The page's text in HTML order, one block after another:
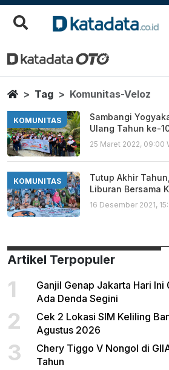
Komunitas Veloz
Berita Terbaru
HomeTag Komunitas-Veloz
KOMUNITAS
Sambangi
Ulang Tahun ke-
25 Maret 2022, 09:00
KOMUNITAS
Tutup Akhir
Liburan Bersama
16 Desember 2021,
Artikel Terpopuler
1
Ganjil Genap Jakarta Hari
Ada Denda Segini
2
Cek 2 Lokasi SIM Keliling
Agustus 2026
3
Chery Tiggo V Nongol di
Tahun